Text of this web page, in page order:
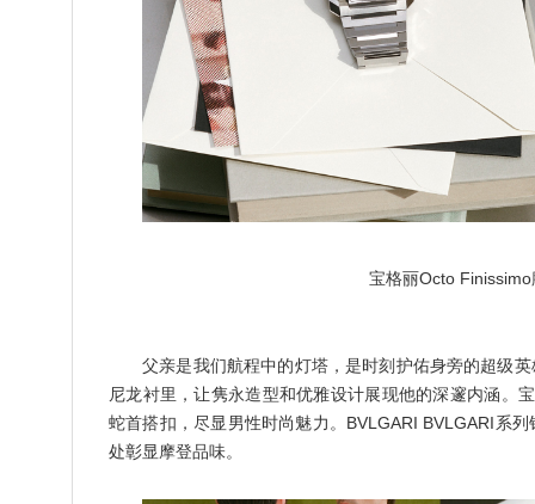
宝格丽Octo
父亲是我们航程中的灯塔，是时刻护佑身旁的超级
尼龙衬里，让隽永造型和优雅设计展现他的深邃内涵。
蛇首搭扣，尽显男性时尚魅力。BVLGARI BVLGARI系
处彰显摩登品味。